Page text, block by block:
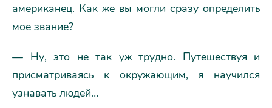
американец. Как же вы могли сразу определить
мое звание?
— Ну, это не так уж трудно. Путешествуя и
присматриваясь к окружающим, я научился
узнавать людей…